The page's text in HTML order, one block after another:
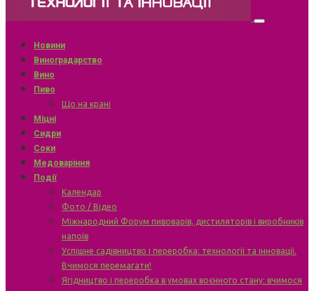
Новини
Виноградарство
Вино
Пиво
Що на крані
Міцні
Сидри
Соки
Медоваріння
Події
Календар
Фото / Відео
Міжнародний Форум пивоварів, дистиляторів і виробників
напоїв
Успішне садівництво і переробка: технології та інновації.
Вчимося перемагати!
Ягідництво і переробка в умовах воєнного стану: вчимося